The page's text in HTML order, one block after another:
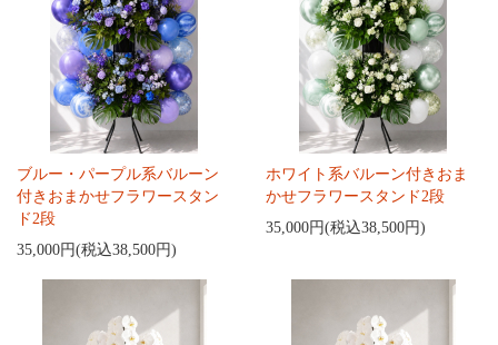
ブルー・パープル系バルーン
付きおまかせフラワースタン
ド2段
35,000円(税込38,500円)
ホワイト系バルーン付きおま
かせフラワースタンド2段
35,000円(税込38,500円)